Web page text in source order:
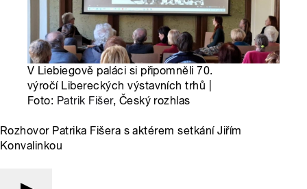
V Liebiegově paláci si připomněli 70.
výročí Libereckých výstavních trhů |
Foto: Patrik Fišer, Český rozhlas
Rozhovor Patrika Fišera s aktérem setkání Jiřím
Konvalinkou